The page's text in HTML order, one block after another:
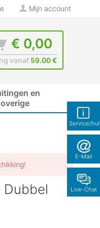
Service/
E-Mail
Live-Chat
Mijn account
€ 0,00
vanaf 59.00 €
en
overige